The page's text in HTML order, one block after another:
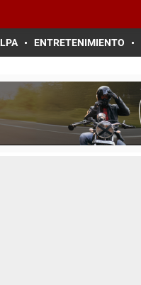
ENTRETENIMIENTO